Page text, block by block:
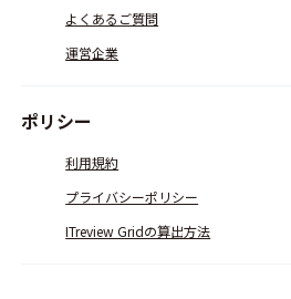
よくあるご質問
運営企業
ポリシー
利用規約
プライバシーポリシー
ITreview Gridの算出方法